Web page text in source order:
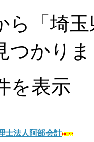
ら「埼
つかり
を表
士法人阿部会計